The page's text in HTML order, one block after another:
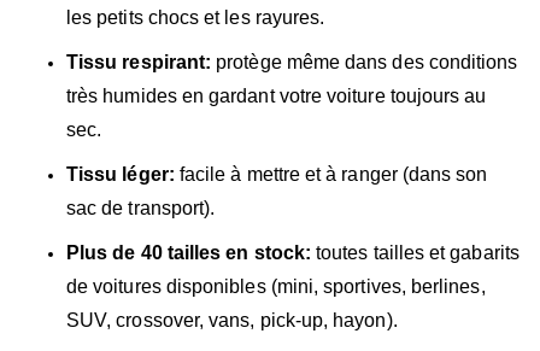
les petits chocs et les rayures.
Tissu respirant: protège même dans des conditions
très humides en gardant votre voiture toujours au
sec.
Tissu léger: facile à mettre et à ranger (dans son
sac de transport).
Plus de 40 tailles en stock: toutes tailles et gabarits
de voitures disponibles (mini, sportives, berlines,
SUV, crossover, vans, pick-up, hayon).